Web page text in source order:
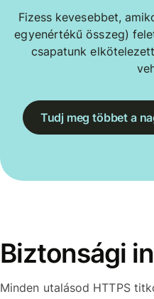
Fizess kevesebbet,
egyenértékű összeg)
csapatunk
Tudj meg többet a
Biztonsági
Minden utalásod HTTPS